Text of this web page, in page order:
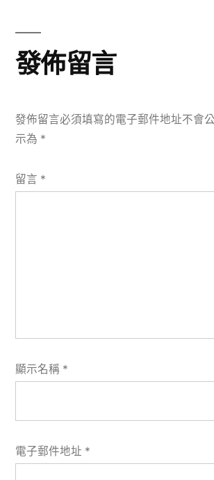
發佈留言
發佈留言必須填寫的電子郵件地址不會
示為 *
留言 *
顯示名稱 *
電子郵件地址 *